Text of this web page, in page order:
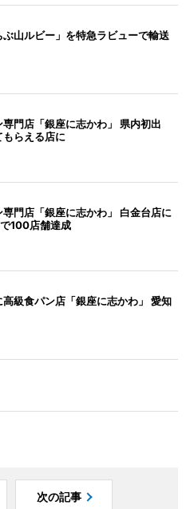
山ルビー」を特急ラビューで輸送
門店「銀座に志かわ」 県内初出
もらえる店に
門店「銀座に志かわ」 白金台店に
100店舗達成
級食パン店「銀座に志かわ」 愛知
次の記事